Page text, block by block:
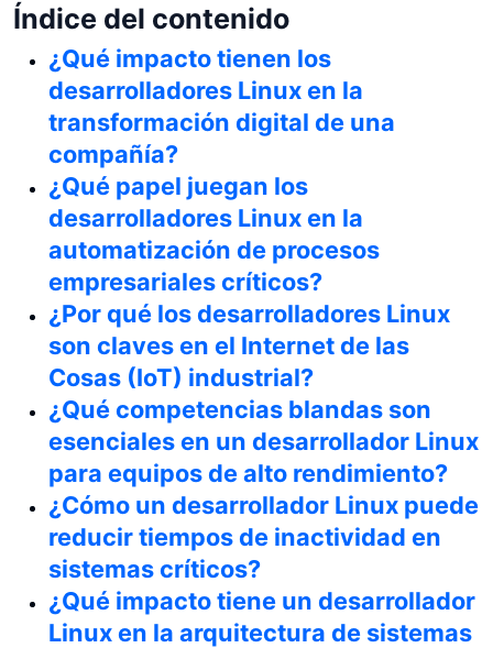
Índice del contenido
¿Qué impacto tienen los
desarrolladores Linux en la
transformación digital de una
compañía?
¿Qué papel juegan los
desarrolladores Linux en la
automatización de procesos
empresariales críticos?
¿Por qué los desarrolladores Linux
son claves en el Internet de las
Cosas (IoT) industrial?
¿Qué competencias blandas son
esenciales en un desarrollador Linux
para equipos de alto rendimiento?
¿Cómo un desarrollador Linux puede
reducir tiempos de inactividad en
sistemas críticos?
¿Qué impacto tiene un desarrollador
Linux en la arquitectura de sistemas